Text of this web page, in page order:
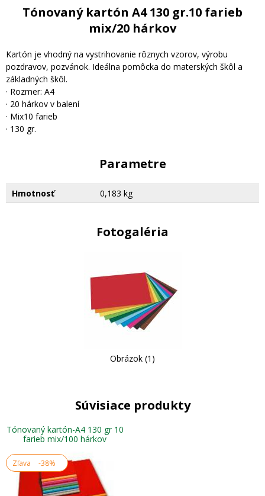
Tónovaný kartón A4 130 gr.10 farieb
mix/20 hárkov
Kartón je vhodný na vystrihovanie rôznych vzorov, výrobu
pozdravov, pozvánok. Ideálna pomôcka do materských škôl a
základných škôl.
· Rozmer: A4
· 20 hárkov v balení
· Mix10 farieb
· 130 gr.
Parametre
Hmotnosť 0,183 kg
Fotogaléria
Obrázok (1)
Súvisiace produkty
Tónovaný kartón-A4 130 gr 10
farieb mix/100 hárkov
Zľava -38%